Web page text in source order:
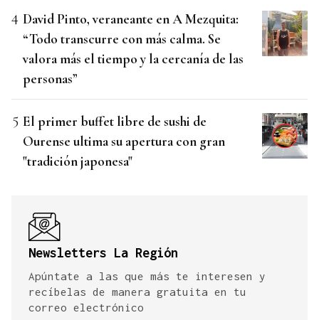
David Pinto, veraneante en A Mezquita:
“Todo transcurre con más calma. Se
valora más el tiempo y la cercanía de las
personas”
El primer buffet libre de sushi de
Ourense ultima su apertura con gran
"tradición japonesa"
Newsletters La Región
Apúntate a las que más te interesen y
recíbelas de manera gratuita en tu
correo electrónico